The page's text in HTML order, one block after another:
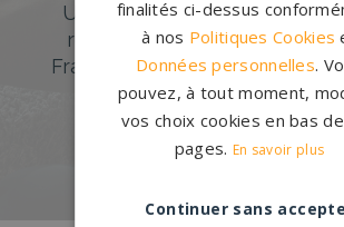
Un accompagnement sur
réseau de 1200 partenaires
France. Personnalisation
notre configurateur 3D en
finalités ci-dessus
à nos Politiques Cookies
Données personnelles.
pouvez, à tout moment,
vos choix cookies en bas
pages. En savoir plus
Continuer sans